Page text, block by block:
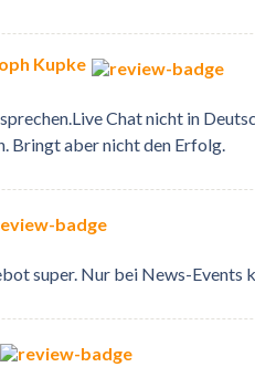
Kupke
Chat nicht in
Bringt aber nicht den Erfolg.
super. Nur bei News-Events